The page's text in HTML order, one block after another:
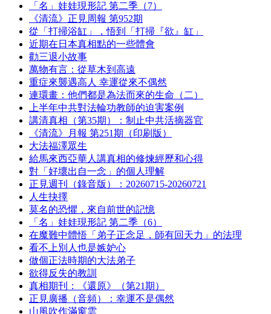
「名」娃娃現形記 第二季（7）
《清流》正見周報 第952期
從「打掃浴缸」，悟到「打掃『欲』缸」
近期在日本真相點的一些體會
勸三退小故事
萬物有言：從草木到高遠
重症來襲遇高人 幸運從來不偶然
連環畫：他們都是為法而來的生命（二）
上半年中共對法輪功教師的迫害案例
講清真相（第35期）：制止中共活摘器官
《清流》月報 第251期（印刷版）
大法福澤眾生
給馬來西亞華人講真相的修煉經歷和心得
對「好壞出自一念」的個人理解
正見週刊（錄音版）：20260715-20260721
人生抉擇
莫名的恐懼，來自前世的記憶
「名」娃娃現形記 第二季（6）
在魔難中體悟「弟子正念足，師有回天力」的法理
看不上別人也是嫉妒心
做個正法時期的大法弟子
欲得反失的教訓
真相期刊：《還原》（第21期）
正見廣播（音頻）：幸運不是偶然
山風吹作滿窗雲